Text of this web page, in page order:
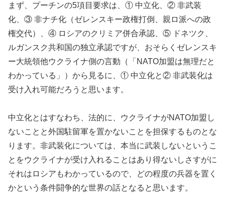
まず、プーチンの5項目要求は、① 中立化、② 非武装
化、③ 非ナチ化（ゼレンスキー政権打倒、親ロ派への政
権交代）、④ ロシアのクリミア併合承認、⑤ ドネツク、
ルガンスク共和国の独立承認ですが、おそらくゼレンスキ
ー大統領他ウクライナ側の言動（「NATO加盟は無理だと
わかっている」）から見るに、① 中立化と② 非武装化は
受け入れ可能だろうと思います。
中立化とはすなわち、法的に、ウクライナがNATO加盟し
ないことと外国駐留軍を置かないことを担保するものとな
ります。非武装化については、本当に武装しないというこ
とをウクライナが受け入れることはあり得ないしさすがに
それはロシアもわかっているので、どの程度の兵器を置く
かという条件闘争的な世界の話となると思います。